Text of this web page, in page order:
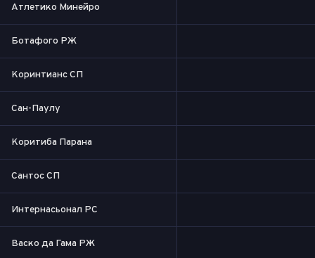
Атлетико Минейро
Ботафого РЖ
Коринтианс СП
Сан-Паулу
Коритиба Парана
Сантос СП
Интернасьонал РС
Васко да Гама РЖ